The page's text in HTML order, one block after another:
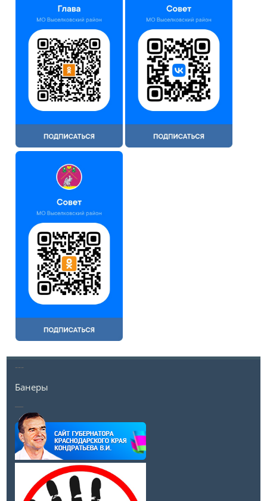
---
Банеры